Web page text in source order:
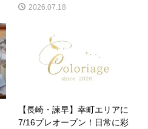
2026.07.18
【長崎・諫早】幸町エリアに
7/16プレオープン！日常に彩